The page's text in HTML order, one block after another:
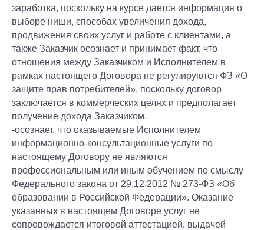
заработка, поскольку на курсе дается информация о
выборе ниши, способах увеличения дохода,
продвижения своих услуг и работе с клиентами, а
также Заказчик осознает и принимает факт, что
отношения между Заказчиком и Исполнителем в
рамках настоящего Договора не регулируются ФЗ «О
защите прав потребителей», поскольку договор
заключается в коммерческих целях и предполагает
получение дохода Заказчиком.
-осознает, что оказываемые Исполнителем
информационно-консультационные услуги по
настоящему Договору не являются
профессиональным или иным обучением по смыслу
Федерального закона от 29.12.2012 № 273-ФЗ «Об
образовании в Российской Федерации». Оказание
указанных в настоящем Договоре услуг не
сопровождается итоговой аттестацией, выдачей